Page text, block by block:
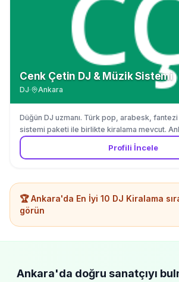
Cenk Çetin DJ & Müzik Sistemi
DJ· Ankara
Düğün DJ uzmanı. Türk pop, arabesk,
sistemi paketi ile birlikte kiralama mevcut.
Profili İncele
🏆Ankara'da En İyi 10 DJ Kiralama
görün
Ankara'da doğru sanatçıyı